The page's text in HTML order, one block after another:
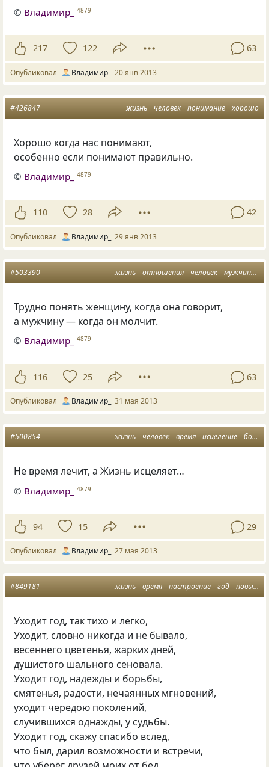
© Владимир_ 4879
217 122 63
Опубликовал Владимир_ 20 янв 2013
жизнь человек понимание хорошо
#426847
Хорошо когда нас понимают,
особенно если понимают правильно.
© Владимир_ 4879
110 28 42
Опубликовал Владимир_ 29 янв 2013
жизнь отношения человек мужчина и женщина
#503390
Трудно понять женщину, когда она говорит,
а мужчину — когда он молчит.
© Владимир_ 4879
116 25 63
Опубликовал Владимир_ 31 мая 2013
жизнь человек время исцеление болезнь
#500854
Не время лечит, а Жизнь исцеляет…
© Владимир_ 4879
94 15 29
Опубликовал Владимир_ 27 мая 2013
жизнь время настроение год новый год
#849181
Уходит год, так тихо и легко,
Уходит, словно никогда и не бывало,
весеннего цветенья, жарких дней,
душистого шального сеновала.
Уходит год, надежды и борьбы,
смятенья, радости, нечаянных мгновений,
уходит чередою поколений,
случившихся однажды, у судьбы.
Уходит год, скажу спасибо вслед,
что был, дарил возможности и встречи,